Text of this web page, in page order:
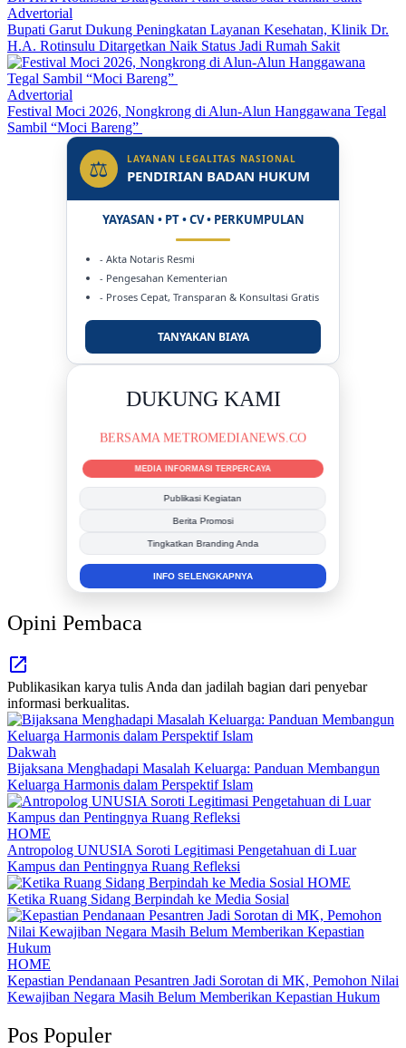
Advertorial
Bupati Garut Dukung Peningkatan Layanan Kesehatan, Klinik Dr.
H.A. Rotinsulu Ditargetkan Naik Status Jadi Rumah Sakit
Advertorial
Festival Moci 2026, Nongkrong di Alun-Alun Hanggawana Tegal
Sambil “Moci Bareng”
⚖ LAYANAN LEGALITAS NASIONAL
PENDIRIAN BADAN HUKUM
YAYASAN • PT • CV • PERKUMPULAN
- Akta Notaris Resmi
- Pengesahan Kementerian
- Proses Cepat, Transparan & Konsultasi Gratis
TANYAKAN BIAYA
DUKUNG KAMI
BERSAMA METROMEDIANEWS.CO
MEDIA INFORMASI TERPERCAYA
Publikasi Kegiatan
Berita Promosi
Tingkatkan Branding Anda
INFO SELENGKAPNYA
Opini Pembaca
Publikasikan karya tulis Anda dan jadilah bagian dari penyebar
informasi berkualitas.
Dakwah
Bijaksana Menghadapi Masalah Keluarga: Panduan Membangun
Keluarga Harmonis dalam Perspektif Islam
HOME
Antropolog UNUSIA Soroti Legitimasi Pengetahuan di Luar
Kampus dan Pentingnya Ruang Refleksi
HOME
Ketika Ruang Sidang Berpindah ke Media Sosial
HOME
Kepastian Pendanaan Pesantren Jadi Sorotan di MK, Pemohon Nilai
Kewajiban Negara Masih Belum Memberikan Kepastian Hukum
Pos Populer